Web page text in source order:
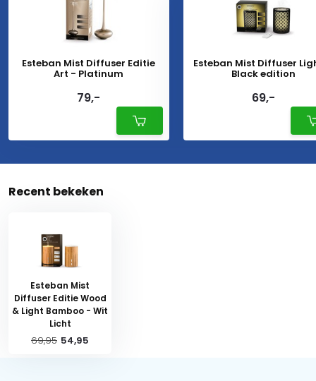
Esteban Mist Diffuser Editie
Art - Platinum
79,-
Esteban Mist Diffuser
Black edition
69,-
Recent bekeken
Esteban Mist
Diffuser Editie Wood
& Light Bamboo - Wit
Licht
69,95 54,95